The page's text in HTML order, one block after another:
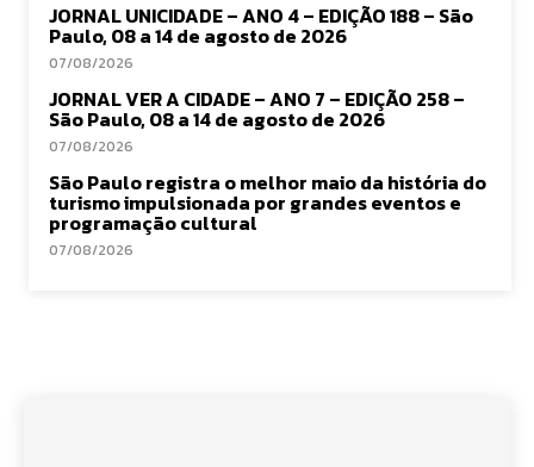
JORNAL UNICIDADE – ANO 4 – EDIÇÃO 188 – São
Paulo, 08 a 14 de agosto de 2026
07/08/2026
JORNAL VER A CIDADE – ANO 7 – EDIÇÃO 258 –
São Paulo, 08 a 14 de agosto de 2026
07/08/2026
São Paulo registra o melhor maio da história do
turismo impulsionada por grandes eventos e
programação cultural
07/08/2026